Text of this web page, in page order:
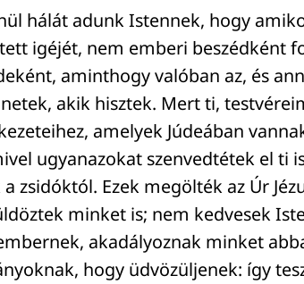
hálát adunk Istennek, hogy
igéjét, nem emberi beszédként
aminthogy valóban az, és
akik hisztek. Mert ti,
amelyek Júdeában
ugyanazokat szenvedtétek el ti
zsidóktól. Ezek megölték az Úr
minket is; nem kedvesek
akadályoznak minket
hogy üdvözüljenek: így